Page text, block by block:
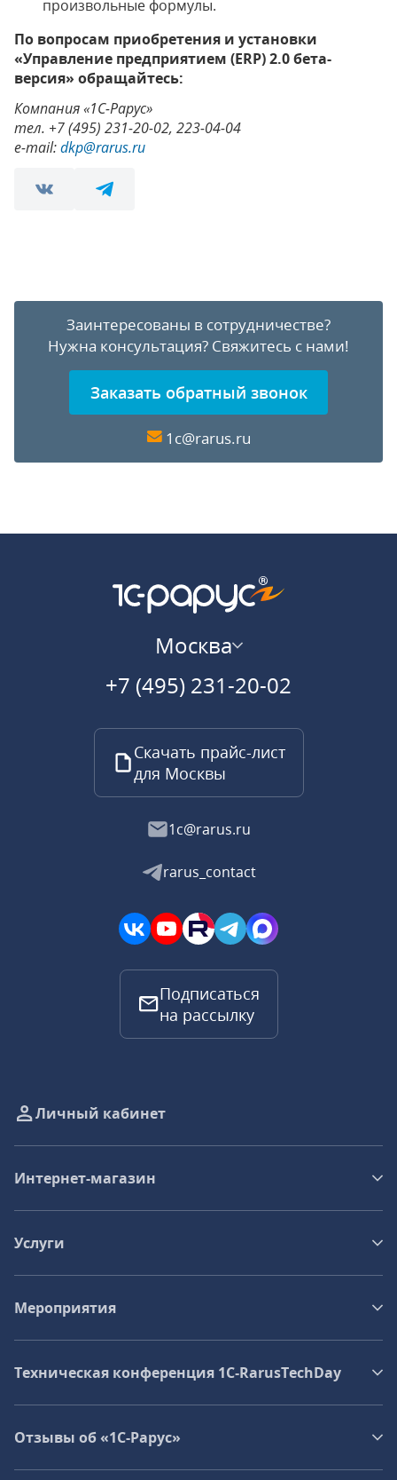
произвольные формулы.
По вопросам приобретения и установки
«Управление предприятием (ERP) 2.0 бета-
версия» обращайтесь:
Компания «1С-Рарус»
тел. +7 (495) 231-20-02, 223-04-04
e-mail:dkp@rarus.ru
Заинтересованы в сотрудничестве?
Нужна консультация? Свяжитесь с нами!
Заказать обратный звонок
1c@rarus.ru
Москва
+7 (495) 231-20-02
Скачать прайс-лист
для Москвы
1c@rarus.ru
rarus_contact
Подписаться
на рассылку
Личный кабинет
Интернет-магазин
Услуги
Мероприятия
Техническая конференция 1C‑RarusTechDay
Отзывы об «1С-Рарус»